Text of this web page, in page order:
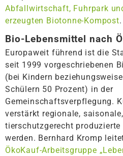
Abfallwirtschaft, Fuhrpark
erzeugten Biotonne-Kompost.
Bio-Lebensmittel nach
Europaweit führend ist die
seit 1999 vorgeschriebenen
(bei Kindern
Schülern 50 Prozent) in der
Gemeinschaftsverpflegung.
verstärkt regionale,
tierschutzgerecht
werden. Bernhard Kromp
ÖkoKauf-Arbeitsgruppe